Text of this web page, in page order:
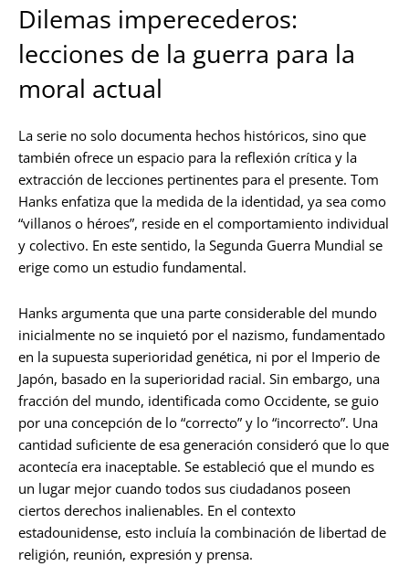
Dilemas imperecederos:
lecciones de la guerra para la
moral actual
La serie no solo documenta hechos históricos, sino que
también ofrece un espacio para la reflexión crítica y la
extracción de lecciones pertinentes para el presente. Tom
Hanks enfatiza que la medida de la identidad, ya sea como
“villanos o héroes”, reside en el comportamiento individual
y colectivo. En este sentido, la Segunda Guerra Mundial se
erige como un estudio fundamental.
Hanks argumenta que una parte considerable del mundo
inicialmente no se inquietó por el nazismo, fundamentado
en la supuesta superioridad genética, ni por el Imperio de
Japón, basado en la superioridad racial. Sin embargo, una
fracción del mundo, identificada como Occidente, se guio
por una concepción de lo “correcto” y lo “incorrecto”. Una
cantidad suficiente de esa generación consideró que lo que
acontecía era inaceptable. Se estableció que el mundo es
un lugar mejor cuando todos sus ciudadanos poseen
ciertos derechos inalienables. En el contexto
estadounidense, esto incluía la combinación de libertad de
religión, reunión, expresión y prensa.